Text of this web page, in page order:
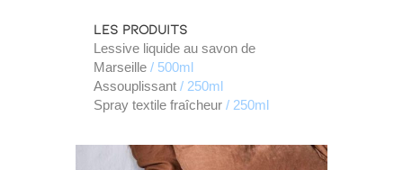
Les produits
Lessive liquide au savon de
Marseille / 500ml
Assouplissant / 250ml
Spray textile fraîcheur / 250ml